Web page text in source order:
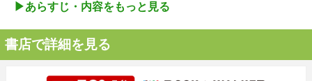
▶︎あらすじ・内容をもっと見る
書店で詳細を見る